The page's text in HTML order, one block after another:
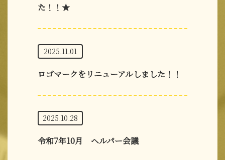
た！！★
2025.11.01
ロゴマークをリニューアルしました！！
2025.10.28
令和7年10月 ヘルパー会議